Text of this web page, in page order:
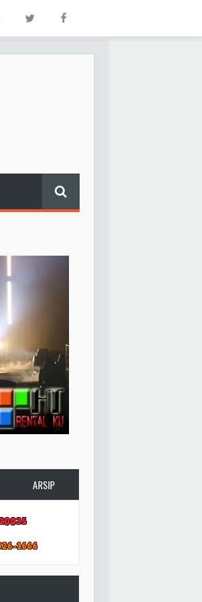
ARSIP